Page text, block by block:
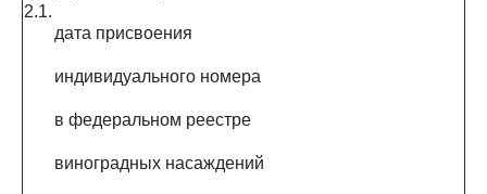
2.1.
дата присвоения
индивидуального номера
в федеральном реестре
виноградных насаждений